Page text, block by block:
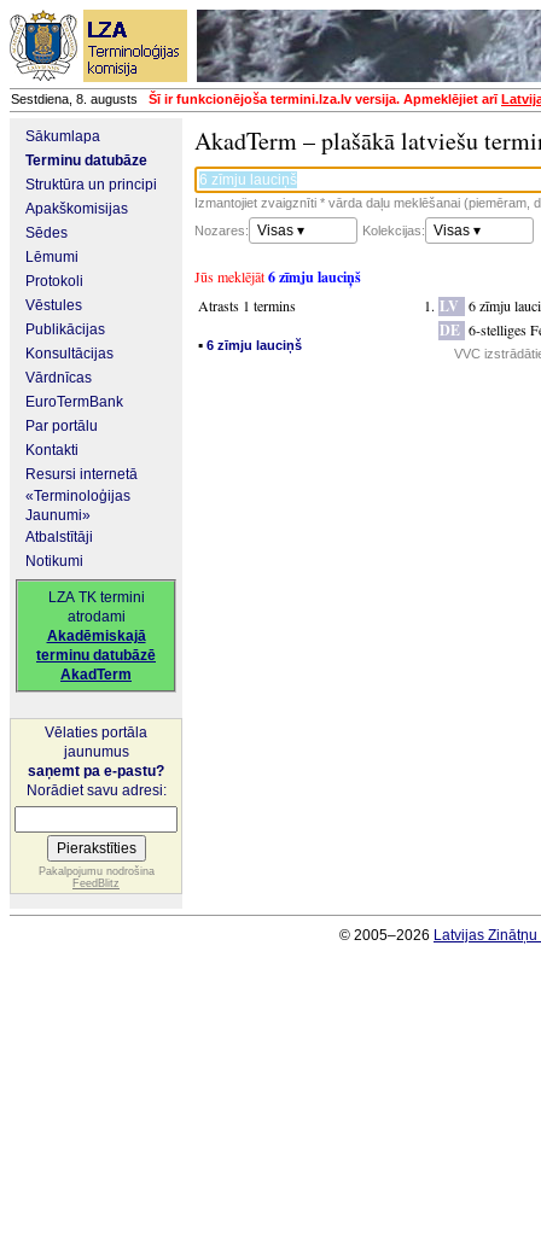
Sestdiena, 8. augusts Šī ir funkcionējoša termini.lza.lv versija. Apmeklējiet arī
Sākumlapa
Terminu datubāze
Struktūra un principi
Apakškomisijas
Sēdes
Lēmumi
Protokoli
Vēstules
Publikācijas
Konsultācijas
Vārdnīcas
EuroTermBank
Par portālu
Kontakti
Resursi internetā
«Terminoloģijas
Jaunumi»
Atbalstītāji
Notikumi
LZA TK termini
atrodami
Akadēmiskajā
terminu datubāzē
AkadTerm
Vēlaties portāla
jaunumus
saņemt pa e-pastu?
Norādiet savu adresi:
Pakalpojumu nodrošina
FeedBlitz
AkadTerm – plašākā latviešu
Izmantojiet zvaigznīti * vārda daļu meklēšanai (piemēram,
Nozares:
Visas ▾ Kolekcijas: Visas ▾
Jūs meklējāt6 zīmju lauciņš
Atrasts 1 termins
▪ 6 zīmju lauciņš
LV 6 zīmju
DE 6-stelliges
VVC
© 2005–2026 Latvijas